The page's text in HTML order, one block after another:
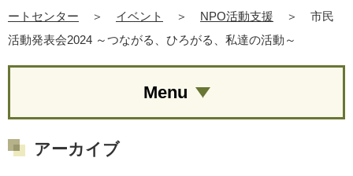
ートセンター
＞ イベント ＞ NPO活動支援 ＞
市民
活動発表会2024 ～つながる、ひろがる、私達の活動～
Menu
アーカイブ